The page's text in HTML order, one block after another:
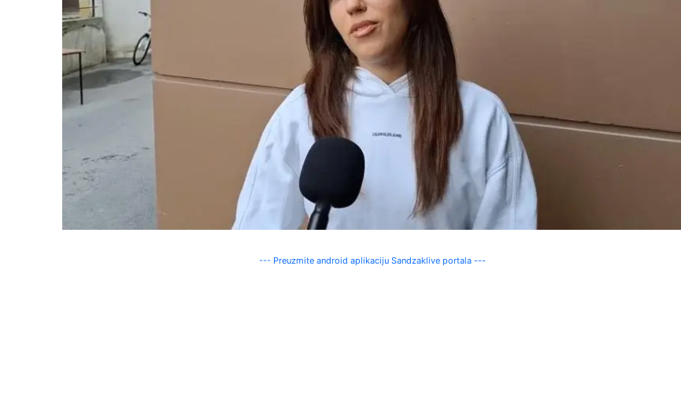
--- Preuzmite android aplikaciju Sandzaklive portala ---